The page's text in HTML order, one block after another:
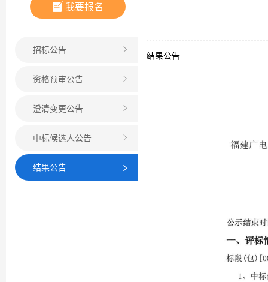
我要报名
招标公告
资格预审公告
澄清变更公告
中标候选人公告
结果公告
结果公告